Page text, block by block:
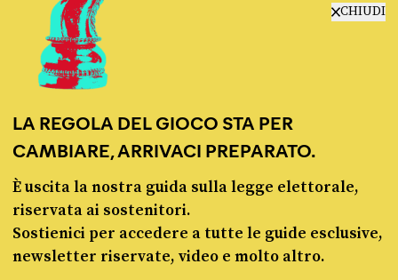
CHIUDI
LA REGOLA DEL GIOCO STA PER
CAMBIARE, ARRIVACI PREPARATO.
È uscita la nostra guida sulla legge elettorale,
riservata ai sostenitori.
Sostienici per accedere a tutte le guide esclusive,
newsletter riservate, video e molto altro.
© Pagella Politica 2012 - 2026
Pagella Politica è una testata registrata presso il Tribunale di Milano, n. 55 del 8
marzo 2021. ISSN 2974-9387